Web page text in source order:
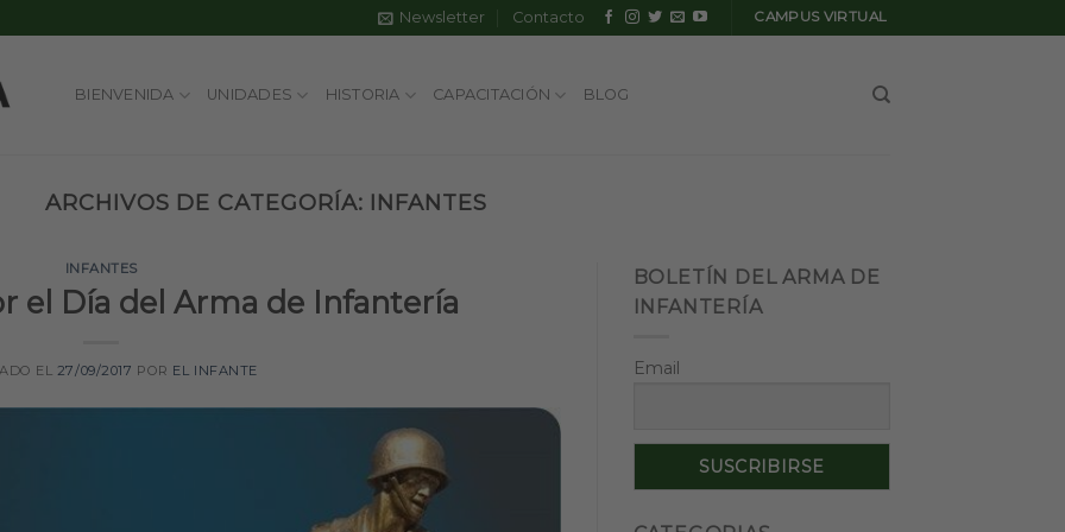
Newsletter Contacto CAMPUS VIRTUAL
BIENVENIDA UNIDADES HISTORIA CAPACITACIÓN BLOG
ARCHIVOS DE CATEGORÍA: INFANTES
INFANTES
el Día del Arma de Infantería
EL 27/09/2017 POR EL INFANTE
BOLETÍN DEL ARMA DE
INFANTERÍA
Email